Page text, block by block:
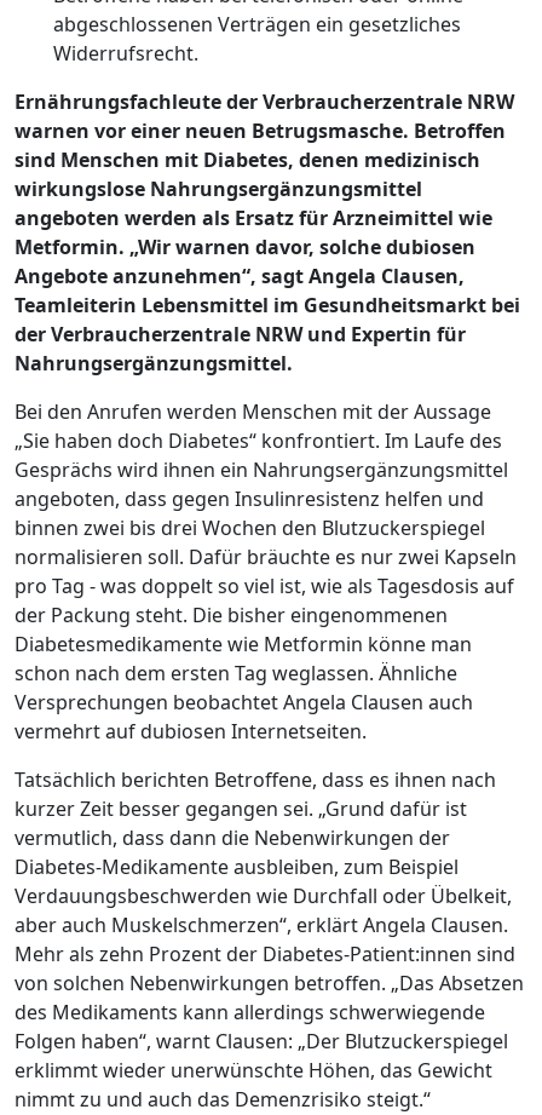
abgeschlossenen Verträgen ein gesetzliches
Widerrufsrecht.
Ernährungsfachleute der Verbraucherzentrale NRW
warnen vor einer neuen Betrugsmasche. Betroffen
sind Menschen mit Diabetes, denen medizinisch
wirkungslose Nahrungsergänzungsmittel
angeboten werden als Ersatz für Arzneimittel wie
Metformin. „Wir warnen davor, solche dubiosen
Angebote anzunehmen“, sagt Angela Clausen,
Teamleiterin Lebensmittel im Gesundheitsmarkt bei
der Verbraucherzentrale NRW und Expertin für
Nahrungsergänzungsmittel.
Bei den Anrufen werden Menschen mit der Aussage
„Sie haben doch Diabetes“ konfrontiert. Im Laufe des
Gesprächs wird ihnen ein Nahrungsergänzungsmittel
angeboten, dass gegen Insulinresistenz helfen und
binnen zwei bis drei Wochen den Blutzuckerspiegel
normalisieren soll. Dafür bräuchte es nur zwei Kapseln
pro Tag - was doppelt so viel ist, wie als Tagesdosis auf
der Packung steht. Die bisher eingenommenen
Diabetesmedikamente wie Metformin könne man
schon nach dem ersten Tag weglassen. Ähnliche
Versprechungen beobachtet Angela Clausen auch
vermehrt auf dubiosen Internetseiten.
Tatsächlich berichten Betroffene, dass es ihnen nach
kurzer Zeit besser gegangen sei. „Grund dafür ist
vermutlich, dass dann die Nebenwirkungen der
Diabetes-Medikamente ausbleiben, zum Beispiel
Verdauungsbeschwerden wie Durchfall oder Übelkeit,
aber auch Muskelschmerzen“, erklärt Angela Clausen.
Mehr als zehn Prozent der Diabetes-Patient:innen sind
von solchen Nebenwirkungen betroffen. „Das Absetzen
des Medikaments kann allerdings schwerwiegende
Folgen haben“, warnt Clausen: „Der Blutzuckerspiegel
erklimmt wieder unerwünschte Höhen, das Gewicht
nimmt zu und auch das Demenzrisiko steigt.“